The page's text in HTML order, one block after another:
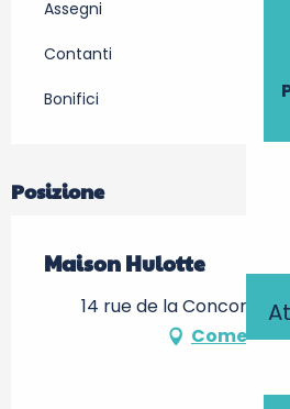
Assegni
Contanti
Bonifici
Posizione
Maison Hulotte
14 rue de la Concorde,
Come